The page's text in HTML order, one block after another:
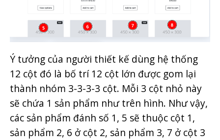
Ý tưởng của người thiết kế dùng hệ thống
12 cột đó là bố trí 12 cột lớn được gom lại
thành nhóm 3-3-3-3 cột. Mỗi 3 cột nhỏ này
sẽ chứa 1 sản phẩm như trên hình. Như vậy,
các sản phẩm đánh số 1, 5 sẽ thuộc cột 1,
sản phẩm 2, 6 ở cột 2, sản phẩm 3, 7 ở cột 3